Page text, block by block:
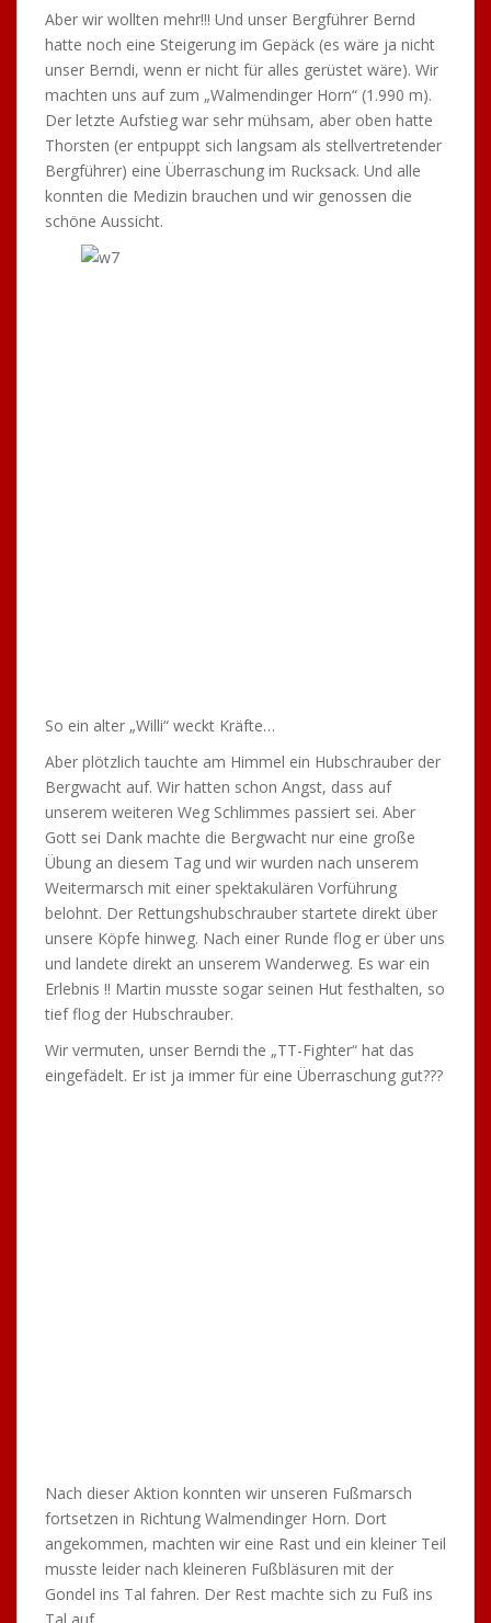
Aber wir wollten mehr!!! Und unser Bergführer Bernd
hatte noch eine Steigerung im Gepäck (es wäre ja nicht
unser Berndi, wenn er nicht für alles gerüstet wäre). Wir
machten uns auf zum „Walmendinger Horn“ (1.990 m).
Der letzte Aufstieg war sehr mühsam, aber oben hatte
Thorsten (er entpuppt sich langsam als stellvertretender
Bergführer) eine Überraschung im Rucksack. Und alle
konnten die Medizin brauchen und wir genossen die
schöne Aussicht.
Weitermarsch mit einer spektakulären Vorführung
belohnt. Der Rettungshubschrauber startete direkt über
unsere Köpfe hinweg. Nach einer Runde flog er über uns
und landete direkt an unserem Wanderweg. Es war ein
Erlebnis !! Martin musste sogar seinen Hut festhalten, so
tief flog der Hubschrauber.
Wir vermuten, unser Berndi the „TT-Fighter“ hat das
eingefädelt. Er ist ja immer für eine Überraschung gut???
Wir hatten super Wetter und sehr viel Spaß auf unserer
Wanderung. Wir waren froh, dass alle gesund wieder